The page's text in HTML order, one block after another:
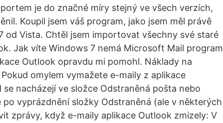
je do značné míry stejný ve všech verzích,
Koupil jsem váš program, jako jsem měl právě
od Vista. Chtěl jsem importovat všechny své staré
Jak víte Windows 7 nemá Microsoft Mail program
Outlook opravdu mi pomohl. Náklady na
omylem vymažete e-maily z aplikace
nacházejí ve složce Odstraněná pošta nebo
vyprázdnění složky Odstraněná (ale v některých
zprávy, když e-maily aplikace Outlook zmizely: V